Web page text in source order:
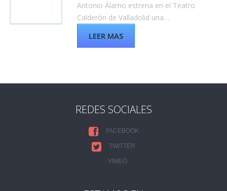
Antonio Álamo estrena en el Teatro
Calderón de Valladolid una…
LEER MAS
REDES SOCIALES
FACEBOOK
TWITTER
VIMEO